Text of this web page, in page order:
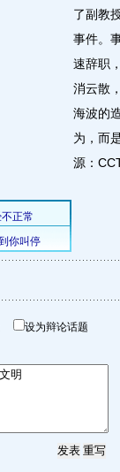
了副教
事件。
速辞职
消云散
海波的
为，而
源：
设为辩论话题